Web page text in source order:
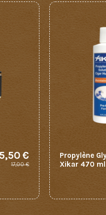
€
17,00 €
Propylène
Xikar 470